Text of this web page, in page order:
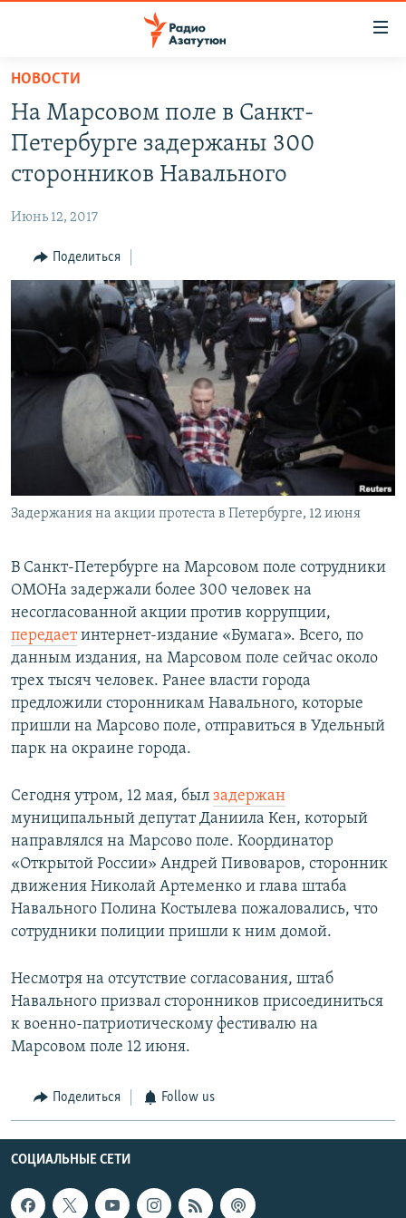
Перейти
основному
содержанию
основной
Перейти
поиску
НОВОСТИ
ПОЛИТИКА
ЭКОНОМИКА
РЕГИОН
НАГОРНЫЙ КАРАБАХ
КУЛЬТУРА
СПОРТ
АРХИВ
Հայերեն
Русский
Все сайты Радио Азатутюн
НОВОСТИ
На Марсовом поле в Санкт-
Петербурге задержаны 300
сторонников Навального
Июнь 12, 2017
Поделиться
Задержания на акции протеста в Петербурге, 12 июня
В Санкт-Петербурге на Марсовом поле сотрудники
ОМОНа задержали более 300 человек на
несогласованной акции против коррупции,
передаетинтернет-издание «Бумага». Всего, по
данным издания, на Марсовом поле сейчас около
трех тысяч человек. Ранее власти города
предложили сторонникам Навального, которые
пришли на Марсово поле, отправиться в Удельный
парк на окраине города.
Сегодня утром, 12 мая, был задержан
муниципальный депутат Даниила Кен, который
направлялся на Марсово поле. Координатор
«Открытой России» Андрей Пивоваров, сторонник
движения Николай Артеменко и глава штаба
Навального Полина Костылева пожаловались, что
сотрудники полиции пришли к ним домой.
Несмотря на отсутствие согласования, штаб
Навального призвал сторонников присоединиться
к военно-патриотическому фестивалю на
Марсовом поле 12 июня.
Поделиться Follow us
СОЦИАЛЬНЫЕ СЕТИ